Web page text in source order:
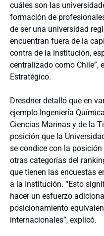
cuáles son las
formación de
de ser una universidad
encuentran fuera de la
contra de la institución,
centralizado como Chile”,
Estratégico.
Dresdner detalló que en
ejemplo Ingeniería
Ciencias Marinas y de la
posición que la
se condice con la
otras categorías del
que tienen las encuestas
a la Institución. “Esto
hacer un esfuerzo
posicionamiento
internacionales”, explicó.